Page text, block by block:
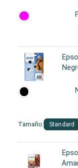
Tamaño: Standard